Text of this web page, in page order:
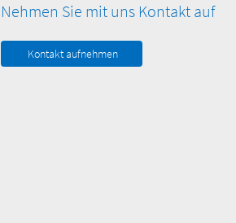
Nehmen Sie mit uns Kontakt auf
Kontakt aufnehmen